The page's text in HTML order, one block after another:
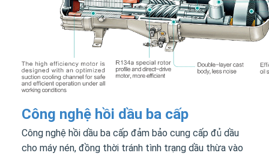
Công nghệ hồi dầu ba cấp
Công nghệ hồi dầu ba cấp đảm bảo cung cấp đủ dầu
cho máy nén, đồng thời tránh tình trạng dầu thừa vào